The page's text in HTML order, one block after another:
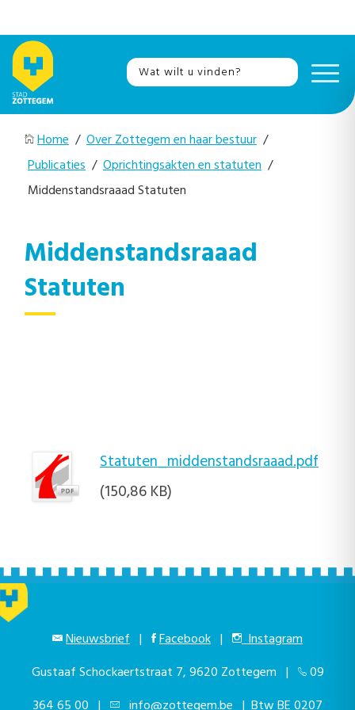
Home / Over Zottegem en haar bestuur /
Publicaties / Oprichtingsakten en statuten /
Middenstandsraaad Statuten
Middenstandsraaad
Statuten
Statuten_middenstandsraaad.pdf
(150,86 KB)
Nieuwsbrief | Facebook |
Instagram
Gustaaf Schockaertstraat 7, 9620 Zottegem |
09